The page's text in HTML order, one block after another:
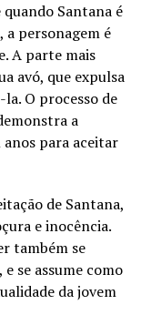
Santana é
a personagem é
A parte mais
avó, que expulsa
O processo de
a
para aceitar
de Santana,
e inocência.
também se
se assume como
da jovem